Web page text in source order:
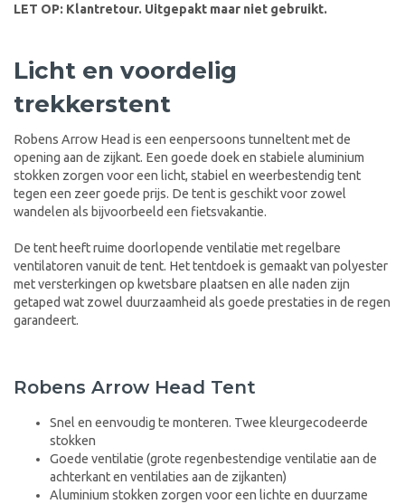
LET OP: Klantretour. Uitgepakt maar niet gebruikt.
Licht en voordelig
trekkerstent
Robens Arrow Head is een eenpersoons tunneltent met de
opening aan de zijkant. Een goede doek en stabiele aluminium
stokken zorgen voor een licht, stabiel en weerbestendig tent
tegen een zeer goede prijs. De tent is geschikt voor zowel
wandelen als bijvoorbeeld een fietsvakantie.
De tent heeft ruime doorlopende ventilatie met regelbare
ventilatoren vanuit de tent. Het tentdoek is gemaakt van polyester
met versterkingen op kwetsbare plaatsen en alle naden zijn
getaped wat zowel duurzaamheid als goede prestaties in de regen
garandeert.
Robens Arrow Head Tent
Snel en eenvoudig te monteren. Twee kleurgecodeerde
stokken
Goede ventilatie (grote regenbestendige ventilatie aan de
achterkant en ventilaties aan de zijkanten)
Aluminium stokken zorgen voor een lichte en duurzame